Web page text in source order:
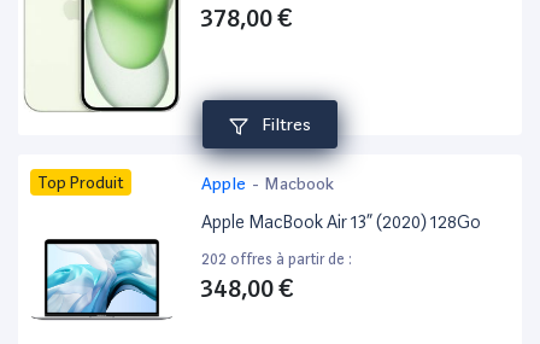
Filtres
378,00 €
Top Produit Apple - Macbook
Apple MacBook Air 13” (2020) 128Go
202 offres à partir de :
348,00 €